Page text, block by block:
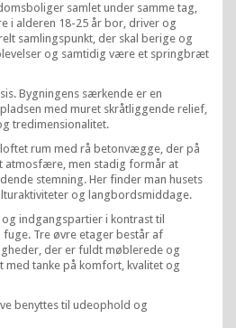
samlet under samme tag,
i alderen 18-25 år bor, driver og
samlingspunkt, der skal berige og
og samtidig være et springbræt
Bygningens særkende er en
med muret skråtliggende relief,
tredimensionalitet.
rum med rå betonvægge, der på
atmosfære, men stadig formår at
stemning. Her finder man husets
og langbordsmiddage.
indgangspartier i kontrast til
Tre øvre etager består af
der er fuldt møblerede og
med tanke på komfort, kvalitet og
benyttes til udeophold og